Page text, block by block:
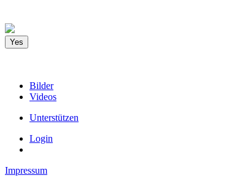
Yes
Bilder
Videos
Unterstützen
Login
Impressum